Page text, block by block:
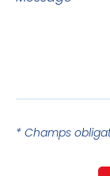
* Champs